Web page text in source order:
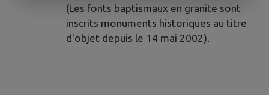
(Les fonts baptismaux en granite sont
inscrits monuments historiques au titre
d'objet depuis le 14 mai 2002).